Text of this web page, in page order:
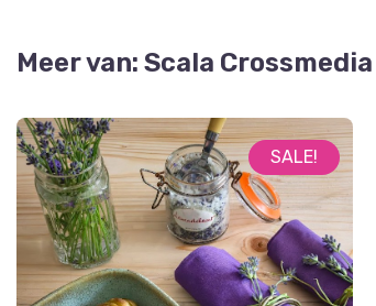
Meer van: Scala
SALE!